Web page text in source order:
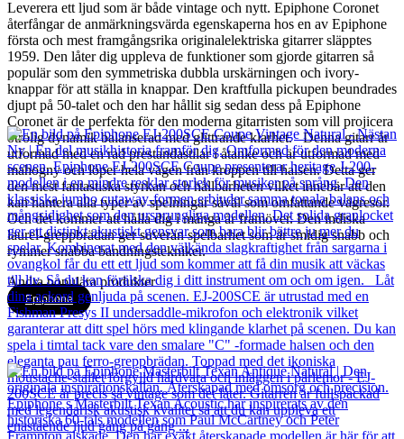
Leverera ett ljud som är både vintage och nytt. Epiphone Coronet
återfångar de anmärkningsvärda egenskaperna hos en av Epiphone
första och mest framgångsrika originalelektriska gitarrer släpptes
1959. Den låter dig uppleva de funktioner som gjorde gitarren så
populär som den symmetriska dubbla urskärningen och ivory-
knappar för att ställa in knappar. Den kraftfulla pickupen beundrades
djupt på 50-talet och den har hållit sig sedan dess på Epiphone
Coronet är de perfekta för den moderna gitarristen som vill projicera
otrolig dynamik balanserad med glittrande klarhet. Denna gitarr är
utformad med en rad prestandastilar i åtanke och är utformad med
mahogny och löper hela vägen från kroppen till halsen. Detta ger
den mest fantastiska styrkan och hållbarheten vilket innebär att den
kan hantera alla typer av spelningar såväl som omfattande vägresor.
Och det kommer att hålla dig i många år framöver. Den indiska
laurel-greppbrädan ger suverän spelbarhet som är smidig snabb och
rymmer snabba bandningstekniker.
Andra populära produkter
Epiphone